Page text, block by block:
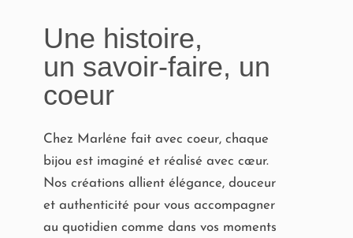
Une histoire,
un savoir-faire, un
coeur
Chez Marléne fait avec coeur, chaque
bijou est imaginé et réalisé avec cœur.
Nos créations allient élégance, douceur
et authenticité pour vous accompagner
au quotidien comme dans vos moments